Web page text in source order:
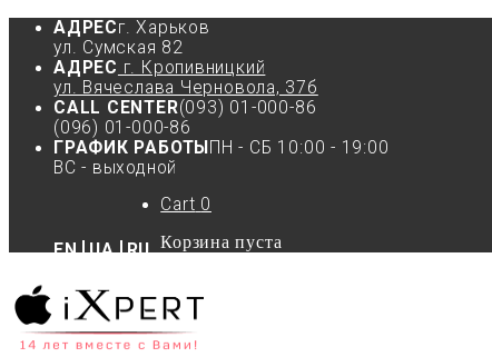
АДРЕСг. Харьков
ул. Сумская 82
АДРЕС г. Кропивницкий
ул. Вячеслава Черновола, 37б
CALL CENTER(093) 01-000-86
(096) 01-000-86
ГРАФИК РАБОТЫ ПН - СБ 10:00 - 19:00
ВС - выходной
EN UA RU
Cart 0
Корзина пуста